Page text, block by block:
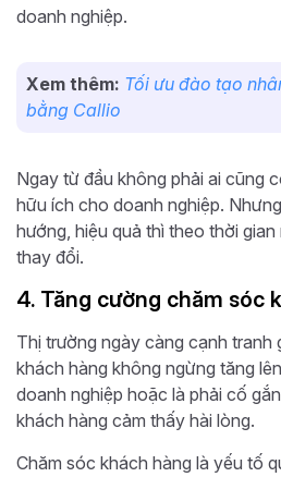
doanh nghiệp.
Xem thêm: Tối ưu đào tạo
bằng Callio
Ngay từ đầu không phải ai cũng
hữu ích cho doanh nghiệp.
hướng, hiệu quả thì theo thời
thay đổi.
4. Tăng cường chăm sóc
Thị trường ngày càng cạnh tranh
khách hàng không ngừng tăng
doanh nghiệp hoặc là phải cố
khách hàng cảm thấy hài lòng.
Chăm sóc khách hàng là yếu tố